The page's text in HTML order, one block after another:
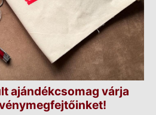
ajándékcsomag várja